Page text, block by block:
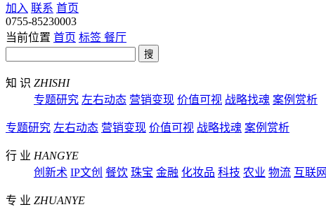
加入 联系 首页
0755-85230003
当前位置 首页 标签 餐厅
搜
知 识 ZHISHI
专题研究 左右动态 营销变现 价值可视 战略找魂 案例赏析
专题研究 左右动态 营销变现 价值可视 战略找魂 案例赏析
行 业 HANGYE
创新术 IP文创 餐饮 珠宝 金融 化妆品 科技 农业 物流 互联网
专 业 ZHUANYE